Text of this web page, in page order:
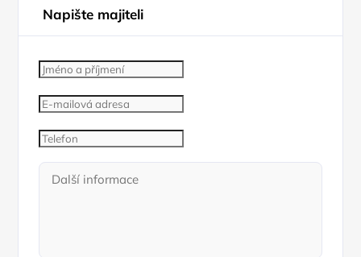
Napište majiteli